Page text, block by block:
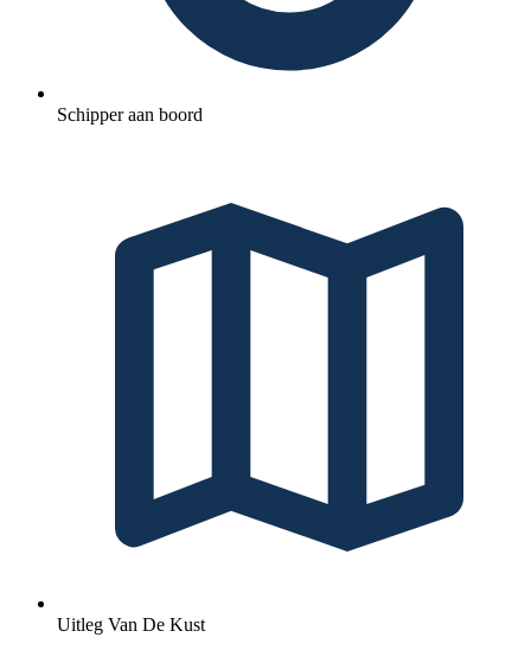
Schipper aan boord
Uitleg Van De Kust